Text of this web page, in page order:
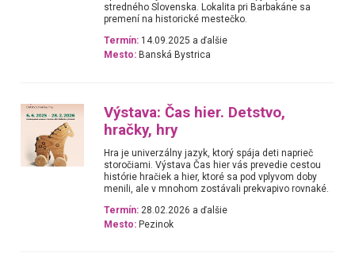
stredného Slovenska. Lokalita pri Barbakáne sa
premení na historické mestečko.
Termín: 14.09.2025 a ďalšie
Mesto: Banská Bystrica
Výstava: Čas hier. Detstvo,
hračky, hry
Hra je univerzálny jazyk, ktorý spája deti naprieč
storočiami. Výstava Čas hier vás prevedie cestou
histórie hračiek a hier, ktoré sa pod vplyvom doby
menili, ale v mnohom zostávali prekvapivo rovnaké.
Termín: 28.02.2026 a ďalšie
Mesto: Pezinok